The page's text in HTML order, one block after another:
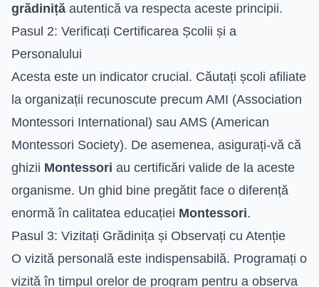
grădiniță autentică va respecta aceste principii.
Pasul 2: Verificați Certificarea Școlii și a
Personalului
Acesta este un indicator crucial. Căutați școli afiliate
la organizații recunoscute precum AMI (Association
Montessori International) sau AMS (American
Montessori Society). De asemenea, asigurați-vă că
ghizii Montessori au certificări valide de la aceste
organisme. Un ghid bine pregătit face o diferență
enormă în calitatea educației Montessori.
Pasul 3: Vizitați Grădinița și Observați cu Atenție
O vizită personală este indispensabilă. Programați o
vizită în timpul orelor de program pentru a observa